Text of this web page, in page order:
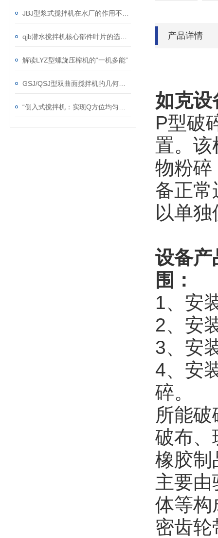
解读LYZ型螺旋压榨机的“一机多能”
产品详情
如克设
P型破
置。该
物粉碎
备正常
以单
设备产
围：
1、安
2、安
3、安
4、安
碎。
所能
破布、
橡胶制
主要
体等构
密齿